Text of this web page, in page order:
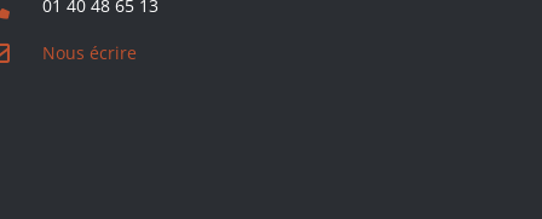
01 40 48 65 13
Nous écrire